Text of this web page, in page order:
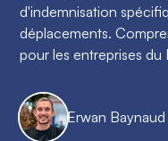
d'indemnisation
déplacements.
pour les entreprises du
Erwan Baynaud